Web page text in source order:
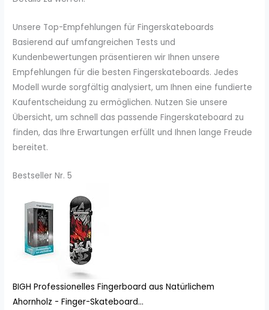
Unsere Top-Empfehlungen für Fingerskateboards
Basierend auf umfangreichen Tests und
Kundenbewertungen präsentieren wir Ihnen unsere
Empfehlungen für die besten Fingerskateboards. Jedes
Modell wurde sorgfältig analysiert, um Ihnen eine fundierte
Kaufentscheidung zu ermöglichen. Nutzen Sie unsere
Übersicht, um schnell das passende Fingerskateboard zu
finden, das Ihre Erwartungen erfüllt und Ihnen lange Freude
bereitet.
Bestseller Nr. 5
BIGH Professionelles Fingerboard aus Natürlichem
Ahornholz - Finger-Skateboard...